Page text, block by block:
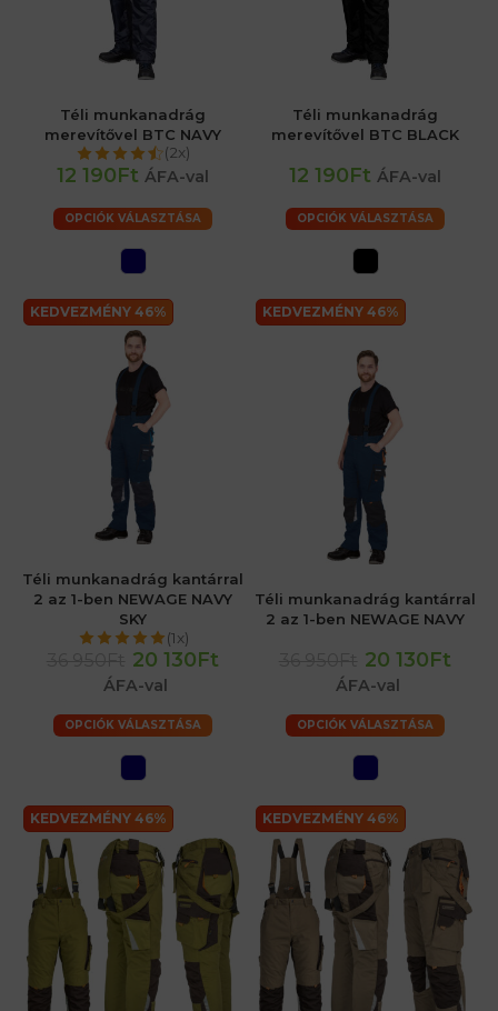
Téli munkanadrág
merevítővel BTC NAVY
(2x)
12 190Ft ÁFA-val
OPCIÓK VÁLASZTÁSA
Téli munkanadrág
merevítővel BTC BLACK
12 190Ft ÁFA-val
OPCIÓK VÁLASZTÁSA
KEDVEZMÉNY 46%
Téli munkanadrág kantárral
2 az 1-ben NEWAGE NAVY
SKY
(1x)
20 130Ft
ÁFA-val
OPCIÓK VÁLASZTÁSA
KEDVEZMÉNY 46%
Téli munkanadrág kantárral
2 az 1-ben NEWAGE NAVY
20 130Ft
ÁFA-val
OPCIÓK VÁLASZTÁSA
KEDVEZMÉNY 46% KEDVEZMÉNY 46%